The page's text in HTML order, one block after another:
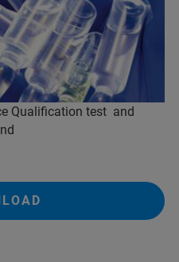
Qualification test and